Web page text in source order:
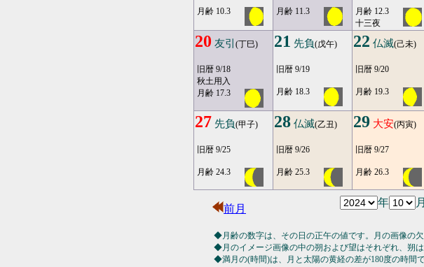
月齢 10.3 月齢 11.3
月齢 12.3
十三夜
20 友引 (丁巳)
旧暦 9/18
秋土用入
月齢 17.3
21 先負(戊午)
旧暦 9/19
月齢 18.3
22 仏滅(己未)
旧暦 9/20
月齢 19.3
27 先負(甲子)
旧暦 9/25
月齢 24.3
28 仏滅(乙丑)
旧暦 9/26
月齢 25.3
29 大安(丙寅)
旧暦 9/27
月齢 26.3
前月
年 月
◆月齢の数字は、その日の正午の値です。月の画像の
◆月のイメージ画像の中の朔および望はそれぞれ、朔
◆満月の(時間)は、月と太陽の黄経の差が180度の時間